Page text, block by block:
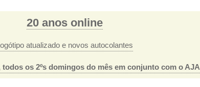
20 anos online
Logótipo atualizado e novos autocolantes
todos os 2ºs domingos do mês em conjunto com o AJA